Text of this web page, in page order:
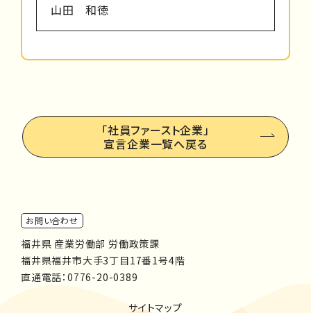
山田 和徳
「社員ファースト企業」
宣言企業一覧へ戻る
お問い合わせ
福井県 産業労働部 労働政策課
福井県福井市大手3丁目17番1号4階
直通電話： 0776-20-0389
サイトマップ